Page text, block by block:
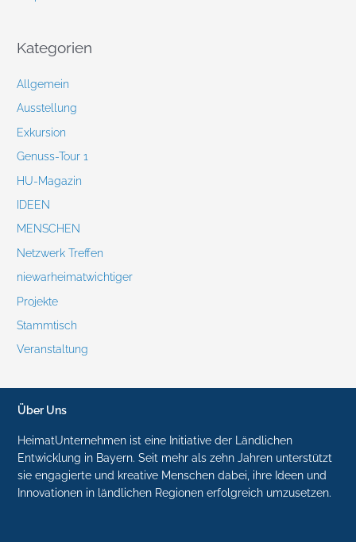
Kategorien
Allgemein
Ausstellung
Exkursion
Genuss-Tour 1
HU-Magazin
IDEEN
MENSCHEN
Netzwerk Treffen
niewarheimatwichtiger
Projekte
Stammtisch
Veranstaltung
Über Uns
HeimatUnternehmen ist eine Initiative der Ländlichen
Entwicklung in Bayern. Seit mehr als zehn Jahren unterstützt
sie engagierte und kreative Menschen dabei, ihre Ideen und
Innovationen in ländlichen Regionen erfolgreich umzusetzen.